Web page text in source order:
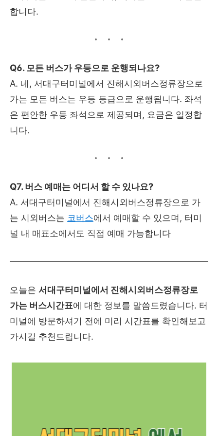
합니다.
Q6. 모든 버스가 우등으로 운행되나요?
A. 네, 서대구터미널에서 진해시외버스정류장으로
가는 모든 버스는 우등 등급으로 운행됩니다. 좌석
은 편안한 우등 좌석으로 제공되며, 요금은 일정합
니다.
Q7. 버스 예매는 어디서 할 수 있나요?
A. 서대구터미널에서 진해시외버스정류장으로 가
는 시외버스는 코버스에서 예매할 수 있으며, 터미
널 내 매표소에서도 직접 예매 가능합니다
오늘은 서대구터미널에서 진해시외버스정류장로
가는 버스시간표에 대한 정보를 말씀드렸습니다. 터
미널에 방문하셔기 전에 미리 시간표를 확인해보고
가시길 추천드립니다.